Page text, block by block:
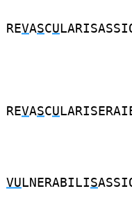
REVASCU
REVASCU
VU LNERABILIS